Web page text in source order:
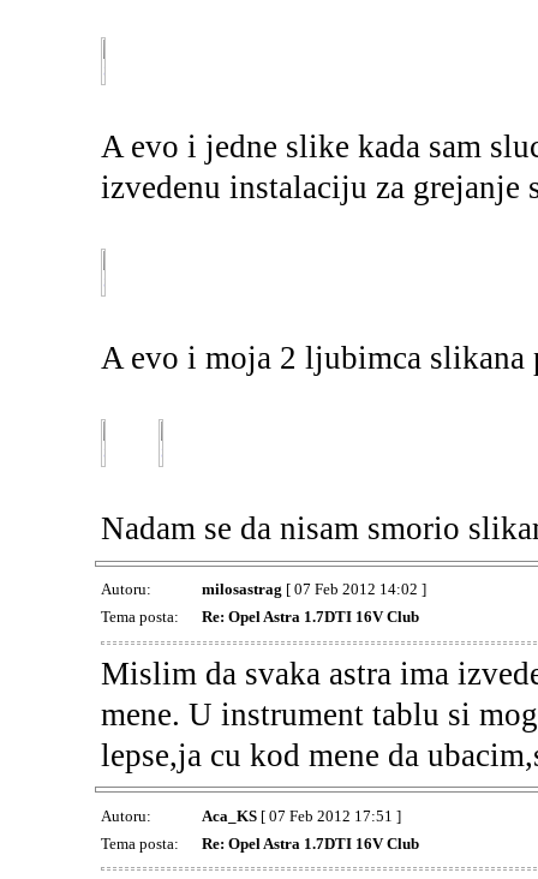
A evo i jedne slike kada sam
izvedenu instalaciju za grejanje
A evo i moja 2 ljubimca
Nadam se da nisam smorio
Autoru: milosastrag [ 07 Feb 2012 14:02 ]
Tema posta:
Re: Opel Astra 1.7DTI 16V Club
Mislim da svaka astra ima
mene. U instrument tablu si
lepse,ja cu kod mene da
Autoru: Aca_KS[ 07 Feb 2012 17:51 ]
Tema posta:
Re: Opel Astra 1.7DTI 16V Club